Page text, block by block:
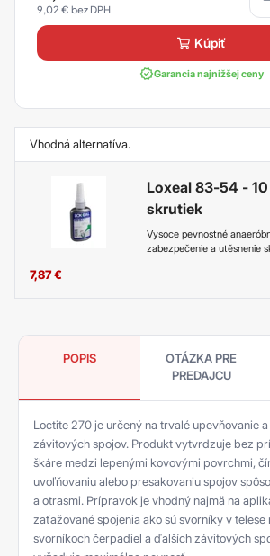
9,02 €
kúpiť
Garancia najnižšej ceny
Vhodná alternatíva.
Loxeal 83-54 -
skrutiek
Vysoce pevnostné
zabezpečenie a utěsnenie
7,87€
POPIS
OTÁZKA PRE
PREDAJCU
Loctite 270 je určený na trvalé upevňovanie
závitových spojov. Produkt vytvrdzuje bez
škáre medzi lepenými kovovými povrchmi,
uvoľňovaniu alebo presakovaniu spojov
a otrasmi. Prípravok je vhodný najmä na
zaťažované spojenia ako sú svorníky v telese
svorníkoch čerpadiel a ďalších závitových